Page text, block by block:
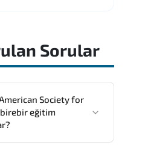
Sorular
Society for
eğitim